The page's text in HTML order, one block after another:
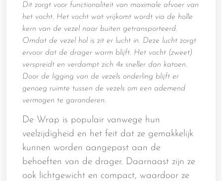
Dit zorgt voor functionaliteit van maximale afvoer van
het vocht. Het vocht wat vrijkomt wordt via de holle
kern van de vezel naar buiten getransporteerd.
Omdat de vezel hol is zit er lucht in. Deze lucht zorgt
ervoor dat de drager warm blijft. Het vocht (zweet)
verspreidt en verdampt zich 4x sneller dan katoen.
Door de ligging van de vezels onderling blijft er
genoeg ruimte tussen de vezels om een ademend
vermogen te garanderen.
De Wrap is populair vanwege hun
veelzijdigheid en het feit dat ze gemakkelijk
kunnen worden aangepast aan de
behoeften van de drager. Daarnaast zijn ze
ook lichtgewicht en compact, waardoor ze